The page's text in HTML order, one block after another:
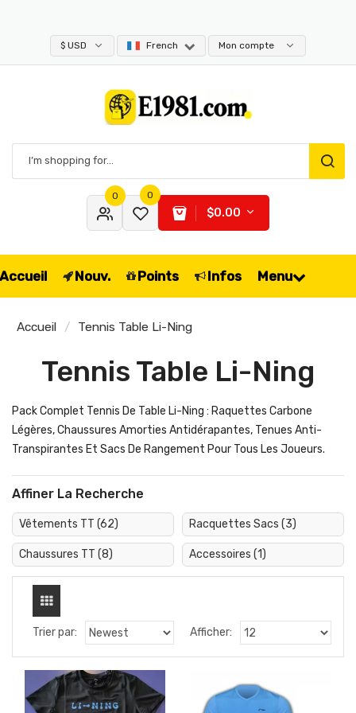
$ USD French Mon compte
0 0
$0.00
Nouv. Points Infos Menu
Accueil Tennis Table Li-Ning
Tennis Table Li-Ning
Pack Complet Tennis De Table Li-Ning : Raquettes Carbone
Légères, Chaussures Amorties Antidérapantes, Tenues Anti-
Transpirantes Et Sacs De Rangement Pour Tous Les Joueurs.
Affiner La Recherche
Vêtements TT (62) Racquettes Sacs (3)
Chaussures TT (8) Accessoires (1)
Trier par: Afficher: